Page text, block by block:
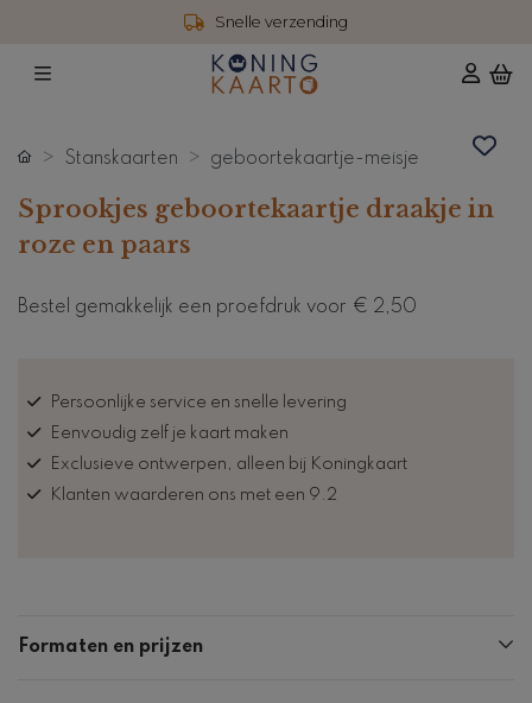
4,6 / 5 reviews
Stanskaarten geboortekaartje-meisje
Sprookjes geboortekaartje draakje in
roze en paars
Bestel gemakkelijk een proefdruk voor € 2,50
Persoonlijke service en snelle levering
Eenvoudig zelf je kaart maken
Exclusieve ontwerpen, alleen bij Koningkaart
Klanten waarderen ons met een 9.2
Formaten en prijzen